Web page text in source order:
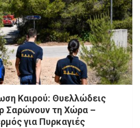
Καιρού: Θυελλώδεις
Σαρώνουν τη Χώρα –
για Πυρκαγιές